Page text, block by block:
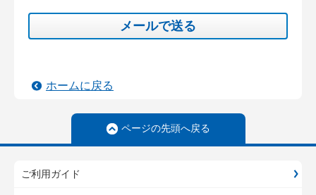
メールで送る
ホームに戻る
ページの先頭へ戻る
ご利用ガイド